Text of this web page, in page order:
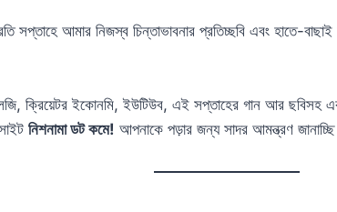
সপ্তাহে আমার নিজস্ব চিন্তাভাবনার প্রতিচ্ছবি এবং হাতে-
ক্রিয়েটর ইকোনমি, ইউটিউব, এই সপ্তাহের গান আর ছবিসহ
নিশনামা ডট কমে! আপনাকে পড়ার জন্য সাদর আমন্ত্রণ